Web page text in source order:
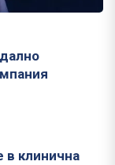
в клинична